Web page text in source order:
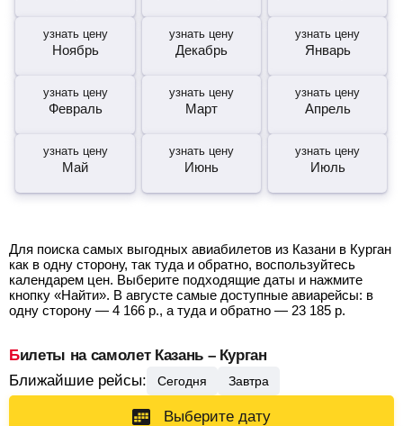
узнать цену
Ноябрь
узнать цену
Декабрь
узнать цену
Январь
узнать цену
Февраль
узнать цену
Март
узнать цену
Апрель
узнать цену
Май
узнать цену
Июнь
узнать цену
Июль
Для поиска самых выгодных авиабилетов из Казани в Курган
как в одну сторону, так туда и обратно, воспользуйтесь
календарем цен. Выберите подходящие даты и нажмите
кнопку «Найти». В августе самые доступные авиарейсы: в
одну сторону — 4 166 р., а туда и обратно — 23 185 р.
Билеты на самолет Казань – Курган
Ближайшие рейсы:
Сегодня Завтра
Выберите дату